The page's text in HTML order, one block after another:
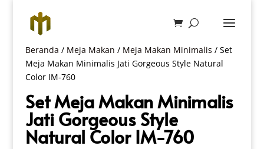
Beranda / Meja Makan / Meja Makan Minimalis / Set
Meja Makan Minimalis Jati Gorgeous Style Natural
Color IM-760
Set Meja Makan Minimalis
Jati Gorgeous Style
Natural Color IM-760